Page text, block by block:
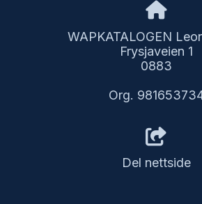
WAPKATALOGEN
Frysjaveien 1
0883
Org.
Del nettside